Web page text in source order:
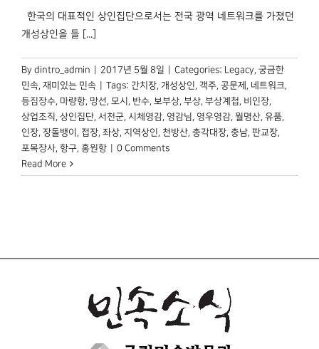
한국의 대표적인 상인집단으로서는 전국 광역 네트워크를 가졌던
개성상인을 들 [...]
By dintro_admin 2017년 5월 8일 Categories: Legacy, 궁금한
민속, 재미있는 민속 Tags: 간치장, 개성상인, 객주, 공문제 , 네트워크,
등짐장수, 마량항, 망선, 모시 , 반수, 보부상, 부상, 부상계첩, 비인장,
상업조직, 상인집단, 서천군, 시체영감, 영감님, 영우영감, 월명산, 유품,
인장, 장돌뱅이 , 접장, 좌상, 지역상인, 천방산, 총각대장, 충남, 판교장,
포목장사, 항구, 홍원항
0 Comments
Read More